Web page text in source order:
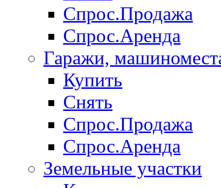
Спрос.Продажа
Спрос.Аренда
Гаражи,
Купить
Снять
Спрос.Продажа
Спрос.Аренда
Земельные участки